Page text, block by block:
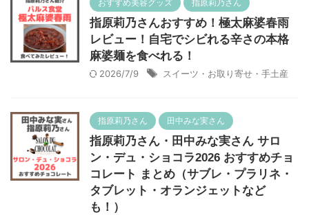
おすすめ美容グッズ 指原莉乃さん
指原莉乃さんおすすめ！極太麻婆春雨
レビュー！自宅でシビれる辛さの本格
麻婆麺を食べれる！
2026/7/9 スイーツ・お取り寄せ・手土産
指原莉乃さん 田中みな実さん
指原莉乃さん・田中みな実さん サロ
ン・デュ・ショコラ2026 おすすめチョ
コレート まとめ（サブレ・プラリネ・
タブレット・オランジェットなど
も！）